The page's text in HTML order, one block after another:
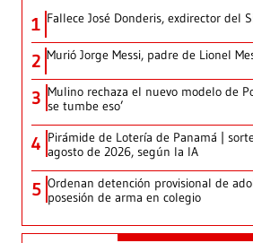
1 Fallece José Donderis, exdirector del
2 Murió Jorge Messi, padre de Lionel
3 Mulino rechaza el nuevo modelo de
se tumbe eso’
4 Pirámide de Lotería de Panamá |
agosto de 2026, según la IA
5 Ordenan detención provisional de
posesión de arma en colegio